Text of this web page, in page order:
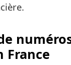
France